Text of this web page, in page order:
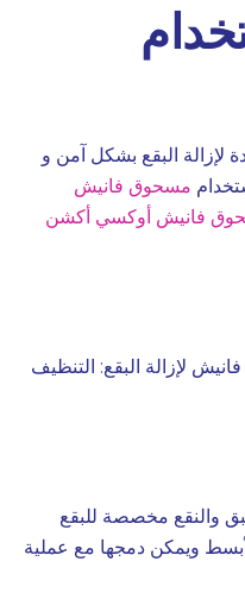
لإزالة البقع بشكل آمن و
مسحوق فانيش
فانيش أوكسي أكشن
لإزالة البقع: التنظيف
والنقع مخصصة للبقع
ويمكن دمجها مع عملية